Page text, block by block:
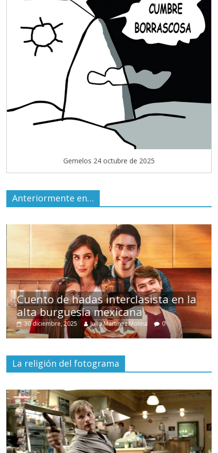
Gemelos 24 octubre de 2025
Anteriormente en…
Cuento de hadas interclasista en la
alta burguesía mexicana
30 diciembre, 2025 Julio Martínez Molina 0
La religión del fotograma